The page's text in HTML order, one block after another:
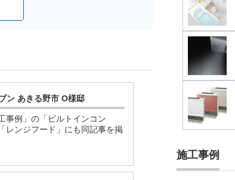
ン あきる野市 O様邸
事例」の「ビルトインコン
レンジフード」にも同記事を掲
施工事例